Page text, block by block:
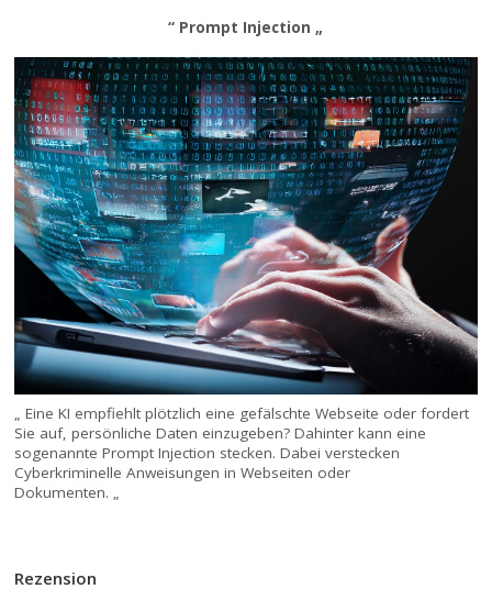
“ Prompt Injection „
„ Eine KI empfiehlt plötzlich eine gefälschte Webseite oder fordert
Sie auf, persönliche Daten einzugeben? Dahinter kann eine
sogenannte Prompt Injection stecken. Dabei verstecken
Cyberkriminelle Anweisungen in Webseiten oder
Dokumenten. „
Rezension